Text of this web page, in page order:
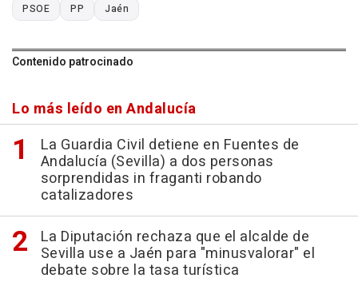
PSOE PP Jaén
Contenido patrocinado
Lo más leído en Andalucía
La Guardia Civil detiene en Fuentes de
Andalucía (Sevilla) a dos personas
sorprendidas in fraganti robando
catalizadores
La Diputación rechaza que el alcalde de
Sevilla use a Jaén para "minusvalorar" el
debate sobre la tasa turística